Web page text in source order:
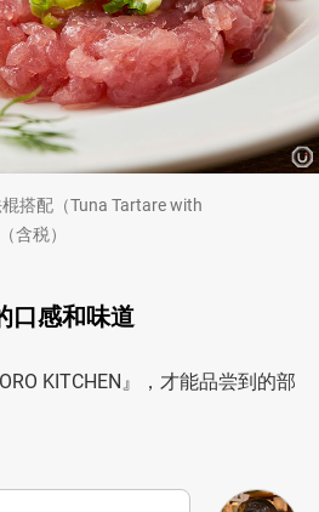
搭配（Tuna Tartare with
含税）
口感和味道
KITCHEN』，才能品尝到的部